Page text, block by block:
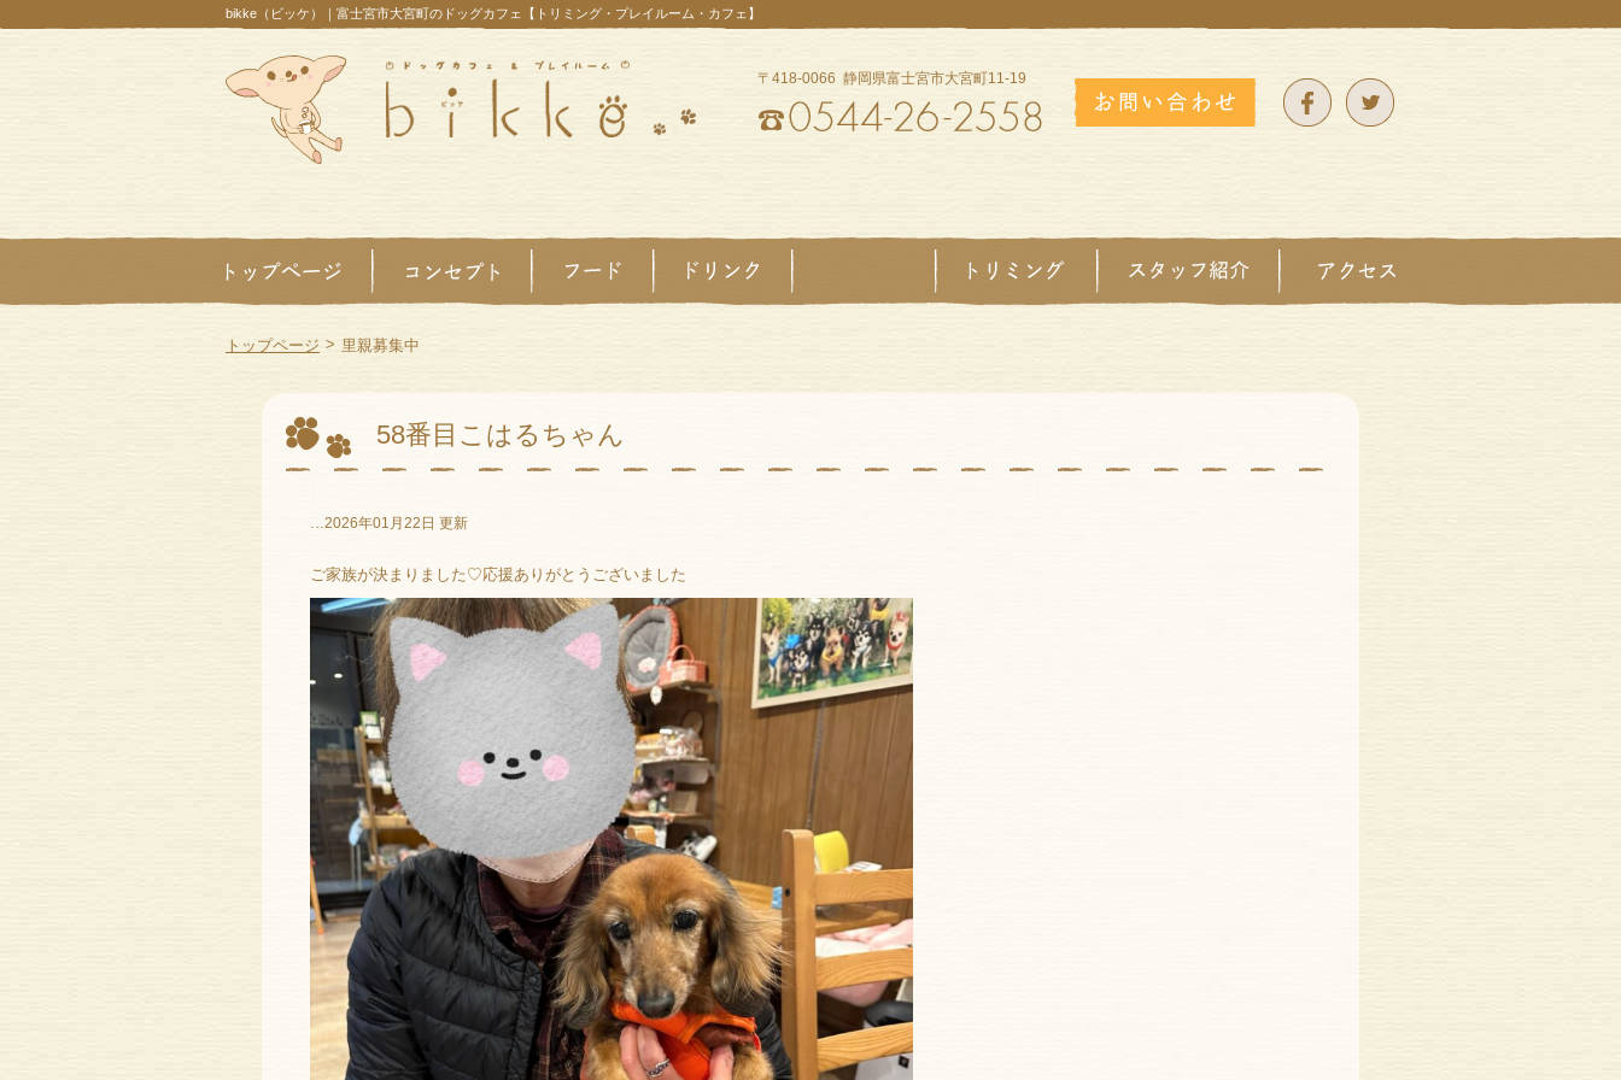
bikke（ビッケ）｜富士宮市大宮町のドッグカフェ【トリミング・プレイルーム・カフェ】
〒418-0066 静岡県富士宮市大宮町11-19
トップページ > 里親募集中
58番目こはるちゃん
…2026年01月22日 更新
ご家族が決まりました♡応援ありがとうございました